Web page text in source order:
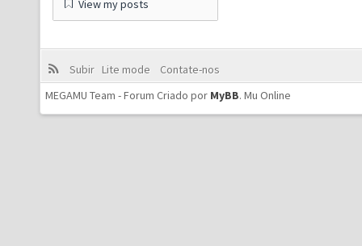
View my posts
Subir Lite mode
Contate-nos
MEGAMU Team - Forum Criado por MyBB. Mu Online